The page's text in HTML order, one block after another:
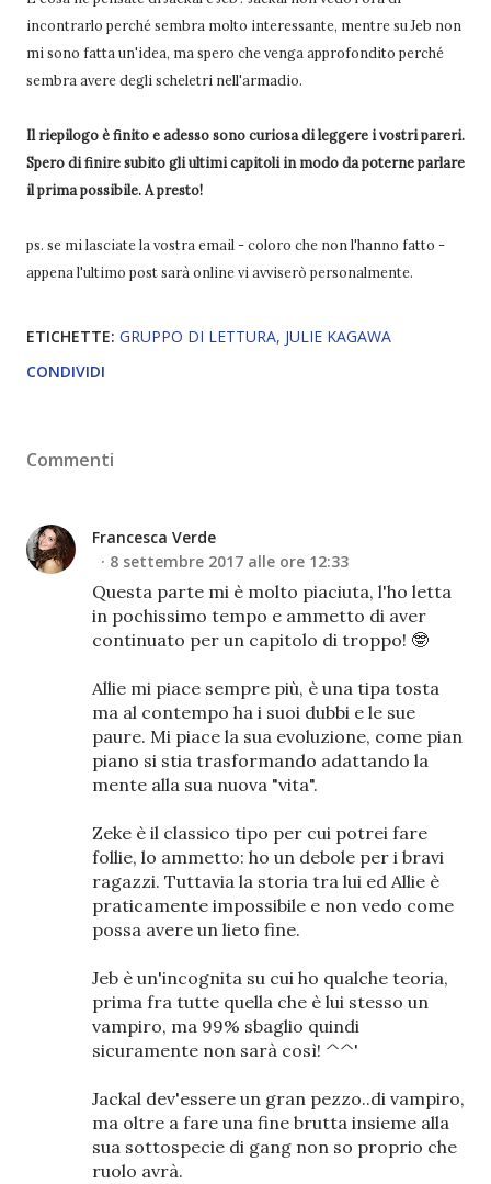
incontrarlo perché sembra molto interessante, mentre su Jeb non
mi sono fatta un'idea, ma spero che venga approfondito perché
sembra avere degli scheletri nell'armadio.
Il riepilogo è finito e adesso sono curiosa di leggere i vostri pareri.
Spero di finire subito gli ultimi capitoli in modo da poterne parlare
il prima possibile. A presto!
ps. se mi lasciate la vostra email - coloro che non l'hanno fatto -
appena l'ultimo post sarà online vi avviserò personalmente.
ETICHETTE: GRUPPO DI LETTURA JULIE KAGAWA
CONDIVIDI
Commenti
Francesca Verde
8 settembre 2017 alle ore 12:33
Questa parte mi è molto piaciuta, l'ho letta
in pochissimo tempo e ammetto di aver
continuato per un capitolo di troppo! 🤓
Allie mi piace sempre più, è una tipa tosta
ma al contempo ha i suoi dubbi e le sue
paure. Mi piace la sua evoluzione, come pian
piano si stia trasformando adattando la
mente alla sua nuova "vita".
Zeke è il classico tipo per cui potrei fare
follie, lo ammetto: ho un debole per i bravi
ragazzi. Tuttavia la storia tra lui ed Allie è
praticamente impossibile e non vedo come
possa avere un lieto fine.
Jeb è un'incognita su cui ho qualche teoria,
prima fra tutte quella che è lui stesso un
vampiro, ma 99% sbaglio quindi
sicuramente non sarà così! ^^'
Jackal dev'essere un gran pezzo..di vampiro,
ma oltre a fare una fine brutta insieme alla
sua sottospecie di gang non so proprio che
ruolo avrà.